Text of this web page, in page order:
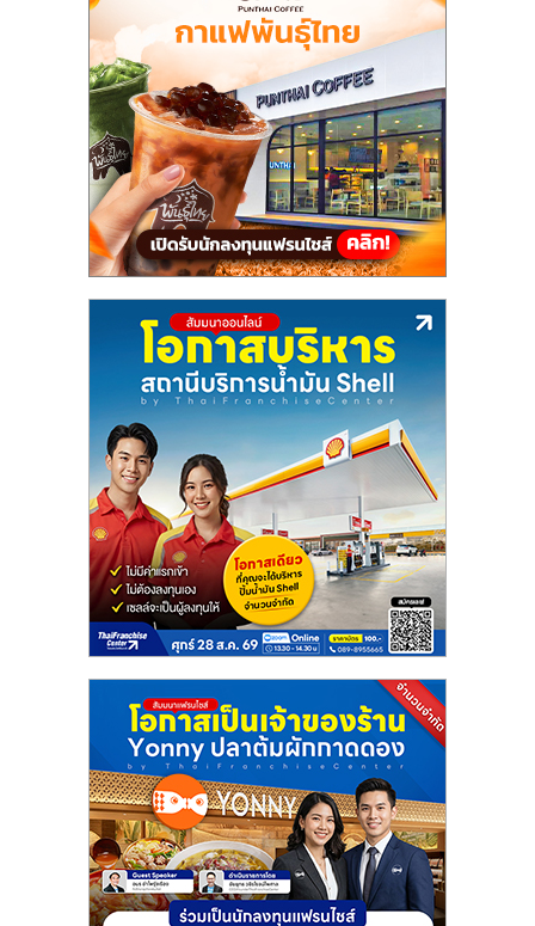
แฟ
ไชส์,
รวม
ไชส์
ขาย
แฟ
ไชส์
แฟ